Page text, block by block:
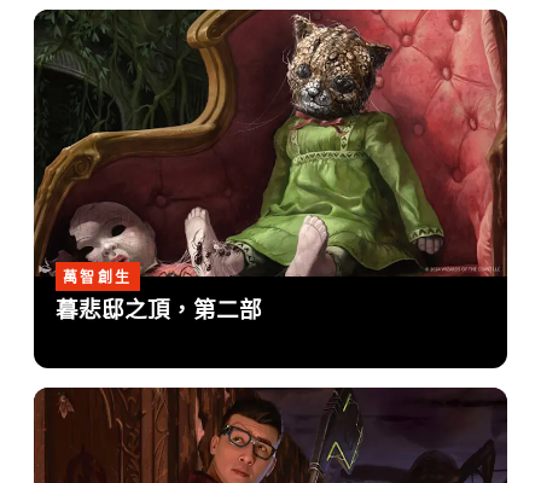
萬智創生
暮悲邸之頂，第二部